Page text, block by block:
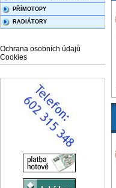
PŘÍMOTOPY
RADIÁTORY
Ochrana osobních údajů
Cookies